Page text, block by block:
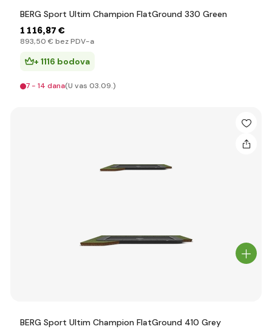
BERG Sport Ultim Champion FlatGround 330 Green
1 116,87 €
893,50 € bez PDV-a
+ 1116 bodova
7 - 14 dana(U vas 03.09.)
BERG Sport Ultim Champion FlatGround 410 Grey